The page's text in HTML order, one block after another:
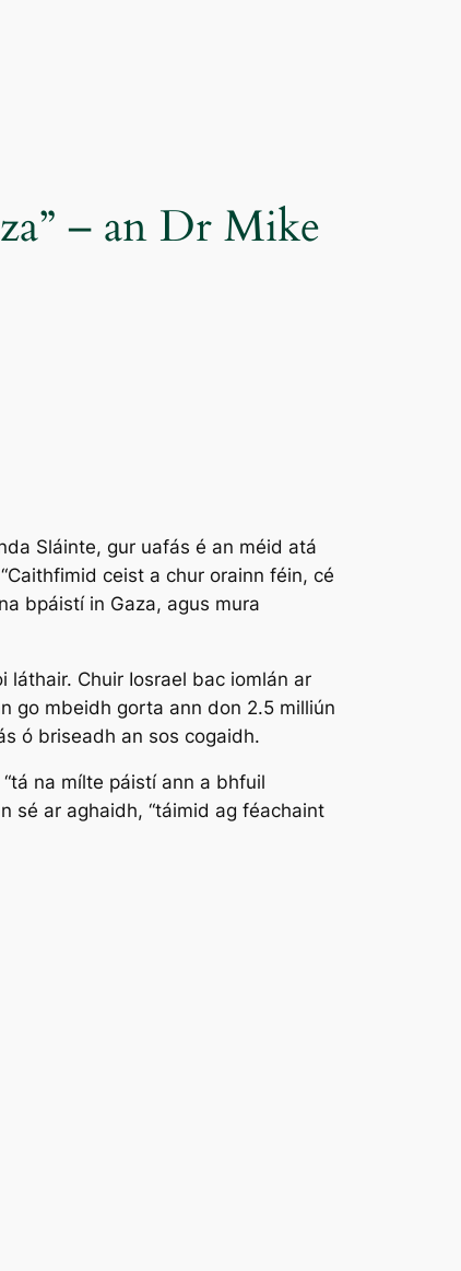
– an Dr Mike
Sláinte, gur uafás é an méid atá
ceist a chur orainn féin, cé
bpáistí in Gaza, agus mura
Chuir Iosrael bac iomlán ar
go mbeidh gorta ann don 2.5 milliún
ó briseadh an sos cogaidh.
na mílte páistí ann a bhfuil
sé ar aghaidh, “táimid ag féachaint